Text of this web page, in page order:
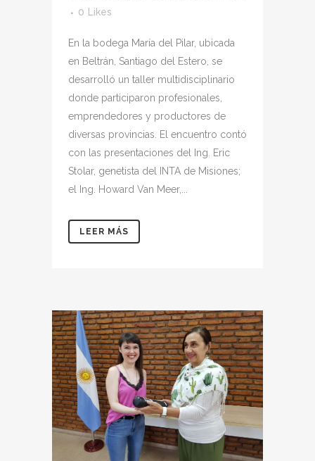
0
Likes
En la bodega María del Pilar, ubicada
en Beltrán, Santiago del Estero, se
desarrolló un taller multidisciplinario
donde participaron profesionales,
emprendedores y productores de
diversas provincias. El encuentro contó
con las presentaciones del Ing. Eric
Stolar, genetista del INTA de Misiones;
el Ing. Howard Van Meer,...
LEER MÁS